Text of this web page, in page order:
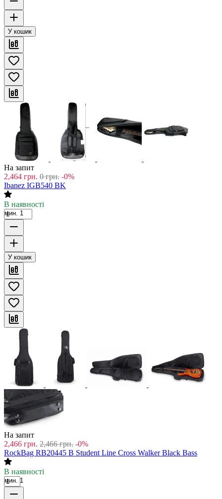
У кошик
На запит
2,464 грн. 0 грн. -0%
Ibanez IGB540 BK
В наявності
мин. 1
У кошик
На запит
2,466 грн. 2,466 грн. -0%
RockBag RB20445 B Student Line Cross Walker Black Bass
В наявності
мин. 1